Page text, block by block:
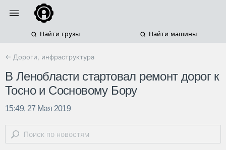
Найти грузы Найти машины
← Дороги, инфраструктура
В Ленобласти стартовал ремонт дорог к
Тосно и Сосновому Бору
15:49, 27 Мая 2019